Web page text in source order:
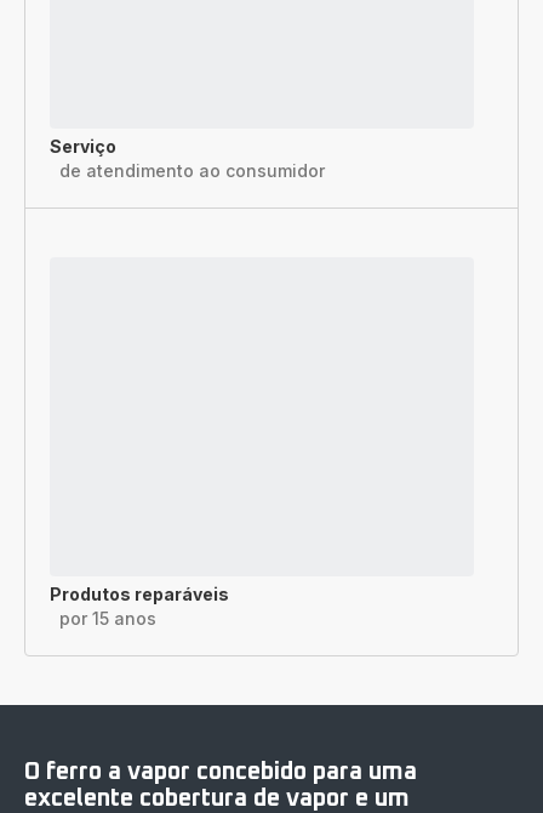
Serviço
de atendimento ao consumidor
Produtos reparáveis
por 15 anos
O ferro a vapor concebido para uma
excelente cobertura de vapor e um